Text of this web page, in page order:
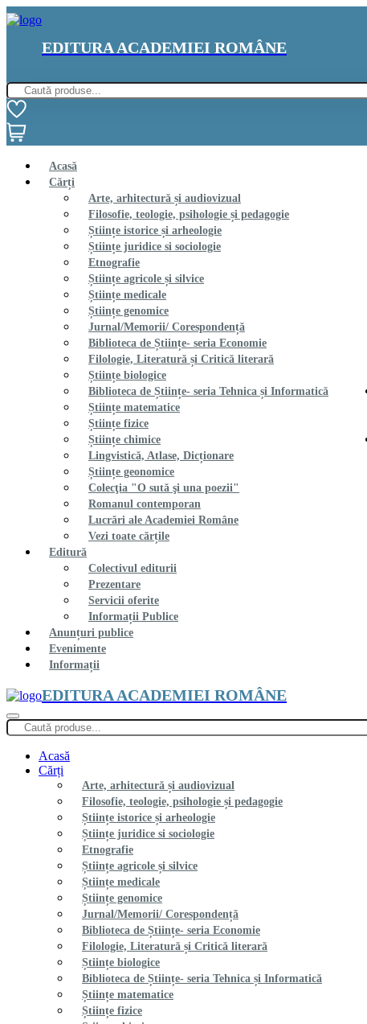
EDITURA ACADEMIEI ROMÂNE
Acasă
Cărți
Arte, arhitectură și audiovizual
Filosofie, teologie, psihologie și pedagogie
Științe istorice și arheologie
Științe juridice si sociologie
Etnografie
Științe agricole și silvice
Științe medicale
Științe genomice
Jurnal/Memorii/ Corespondență
Biblioteca de Științe- seria Economie
Filologie, Literatură și Critică literară
Științe biologice
Biblioteca de Științe- seria Tehnica și Informatică
Științe matematice
Științe fizice
Științe chimice
Lingvistică, Atlase, Dicționare
Științe geonomice
Colecţia "O sută şi una poezii"
Romanul contemporan
Lucrări ale Academiei Române
Vezi toate cărțile
Editură
Colectivul editurii
Prezentare
Servicii oferite
Informații Publice
Anunțuri publice
Evenimente
Informații
EDITURA ACADEMIEI ROMÂNE
Acasă
Cărți
Arte, arhitectură și audiovizual
Filosofie, teologie, psihologie și pedagogie
Științe istorice și arheologie
Științe juridice si sociologie
Etnografie
Științe agricole și silvice
Științe medicale
Științe genomice
Jurnal/Memorii/ Corespondență
Biblioteca de Științe- seria Economie
Filologie, Literatură și Critică literară
Științe biologice
Biblioteca de Științe- seria Tehnica și Informatică
Științe matematice
Științe fizice